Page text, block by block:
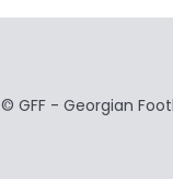
© GFF - Georgian